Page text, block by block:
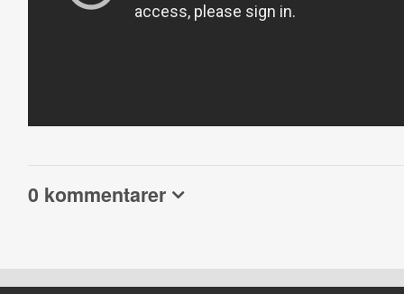
0 kommentarer